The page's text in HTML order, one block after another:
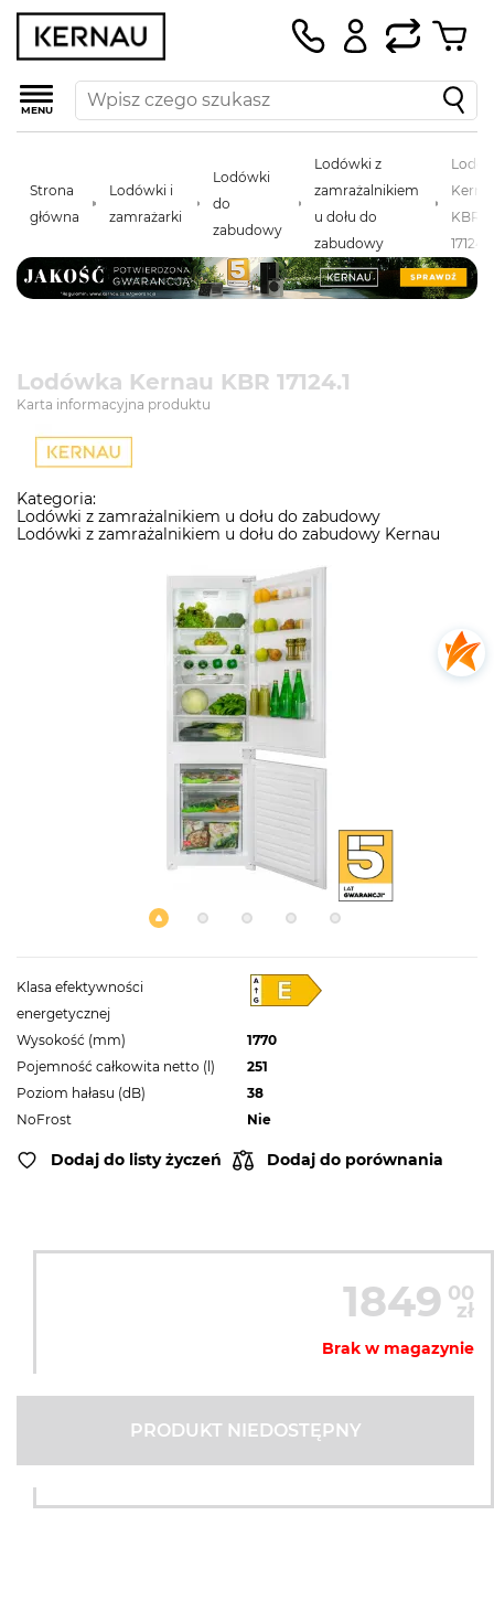
MENU
Strona
główna
Lodówki i
zamrażarki
Lodówki
do
zabudowy
Lodówki z
zamrażalnikiem
u dołu do
zabudowy
KBR
17124.1
Lodówka Kernau KBR 17124.1
Karta informacyjna produktu
Kategoria:
Lodówki z zamrażalnikiem u dołu do zabudowy
Lodówki z zamrażalnikiem u dołu do zabudowy Kernau
Klasa efektywności
energetycznej
Wysokość (mm)
1770
Pojemność całkowita netto (l)
251
Poziom hałasu (dB)
38
NoFrost
Nie
Dodaj do listy życzeń Dodaj do porównania
1849 00
zł
Brak w magazynie
PRODUKT NIEDOSTĘPNY